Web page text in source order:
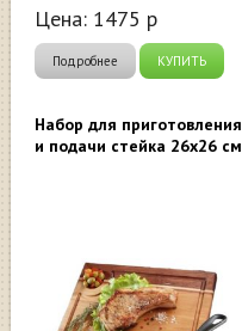
Цена: 1475 р
Подробнее КУПИТЬ
Набор для приготовления
и подачи стейка 26х26 см